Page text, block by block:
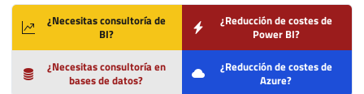
¿Necesitas consultoría de
BI?
¿Reducción de costes de
Power BI?
¿Necesitas consultoría en
bases de datos?
¿Reducción de costes de
Azure?